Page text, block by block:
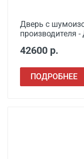
Дверь с
производителя
42600 р.
ПОДРОБНЕЕ